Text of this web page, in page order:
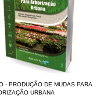
- PRODUÇÃO DE MUDAS PARA
URBANA